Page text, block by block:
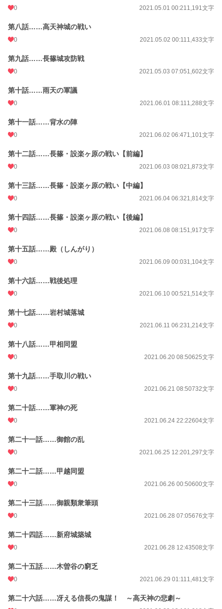
月間ポイント
736 pt (92,532 位)
累計ポイント
0 2021.05.01 00:211,191文字
第八話……高天神城の戦い
0 2021.05.02 00:111,433文字
第九話……長篠城攻防戦
0 2021.05.03 07:051,602文字
第十話……雨天の軍議
0 2021.06.01 08:111,288文字
第十一話……背水の陣
0 2021.06.02 06:471,101文字
第十二話……長篠・設楽ヶ原の戦い【前編】
0 2021.06.03 08:021,873文字
第十三話……長篠・設楽ヶ原の戦い【中編】
0 2021.06.04 06:321,814文字
第十四話……長篠・設楽ヶ原の戦い【後編】
0 2021.06.08 08:151,917文字
第十五話……殿（しんがり）
0 2021.06.09 00:031,104文字
第十六話……戦後処理
0 2021.06.10 00:521,514文字
第十七話……岩村城落城
0 2021.06.11 06:231,214文字
第十八話……甲相同盟
0 2021.06.20 08:50625文字
第十九話……手取川の戦い
0 2021.06.21 08:50732文字
第二十話……軍神の死
0 2021.06.24 22:22604文字
第二十一話……御館の乱
0 2021.06.25 12:201,297文字
第二十二話……甲越同盟
0 2021.06.26 00:50600文字
第二十三話……御親類衆筆頭
0 2021.06.28 07:05676文字
第二十四話……新府城築城
0 2021.06.28 12:43508文字
第二十五話……木曽谷の窮乏
0 2021.06.29 01:111,481文字
第二十六話……冴える信長の鬼謀！ ～高天神の悲劇～